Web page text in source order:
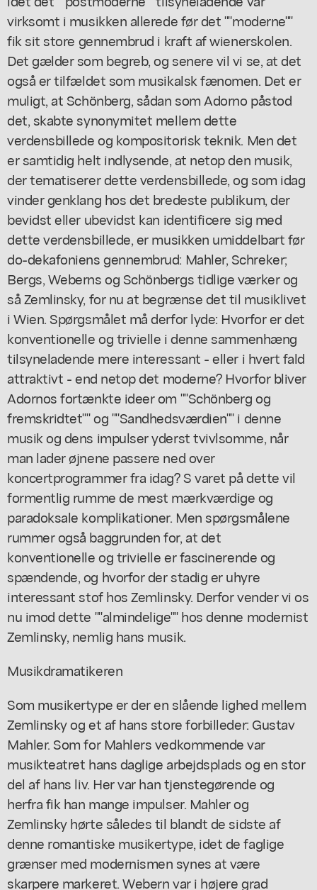
virksomt i musikken allerede før det ""moderne""
fik sit store gennembrud i kraft af wienerskolen.
Det gælder som begreb, og senere vil vi se, at det
også er tilfældet som musikalsk fænomen. Det er
muligt, at Schönberg, sådan som Adorno påstod
det, skabte synonymitet mellem dette
verdensbillede og kompositorisk teknik. Men det
er samtidig helt indlysende, at netop den musik,
der tematiserer dette verdensbillede, og som idag
vinder genklang hos det bredeste publikum, der
bevidst eller ubevidst kan identificere sig med
dette verdensbillede, er musikken umiddelbart før
do-dekafoniens gennembrud: Mahler, Schreker;
Bergs, Weberns og Schönbergs tidlige værker og
så Zemlinsky, for nu at begrænse det til musiklivet
i Wien. Spørgsmålet må derfor lyde: Hvorfor er det
konventionelle og trivielle i denne sammenhæng
tilsyneladende mere interessant - eller i hvert fald
attraktivt - end netop det moderne? Hvorfor bliver
Adornos fortænkte ideer om ""Schönberg og
fremskridtet"" og ""Sandhedsværdien"" i denne
musik og dens impulser yderst tvivlsomme, når
man lader øjnene passere ned over
koncertprogrammer fra idag? S varet på dette vil
formentlig rumme de mest mærkværdige og
paradoksale komplikationer. Men spørgsmålene
rummer også baggrunden for, at det
konventionelle og trivielle er fascinerende og
spændende, og hvorfor der stadig er uhyre
interessant stof hos Zemlinsky. Derfor vender vi os
nu imod dette ""almindelige"" hos denne modernist
Zemlinsky, nemlig hans musik.
Musikdramatikeren
Som musikertype er der en slående lighed mellem
Zemlinsky og et af hans store forbilleder: Gustav
Mahler. Som for Mahlers vedkommende var
musikteatret hans daglige arbejdsplads og en stor
del af hans liv. Her var han tjenstegørende og
herfra fik han mange impulser. Mahler og
Zemlinsky hørte således til blandt de sidste af
denne romantiske musikertype, idet de faglige
grænser med modernismen synes at være
skarpere markeret. Webern var i højere grad